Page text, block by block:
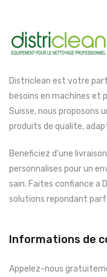
Districlean est votre
besoins en machines et
Suisse, nous proposons
produits de qualite,
Beneficiez d'une
personnalises pour un
sain. Faites confiance a
solutions repondant
Informations de
Appelez-nous